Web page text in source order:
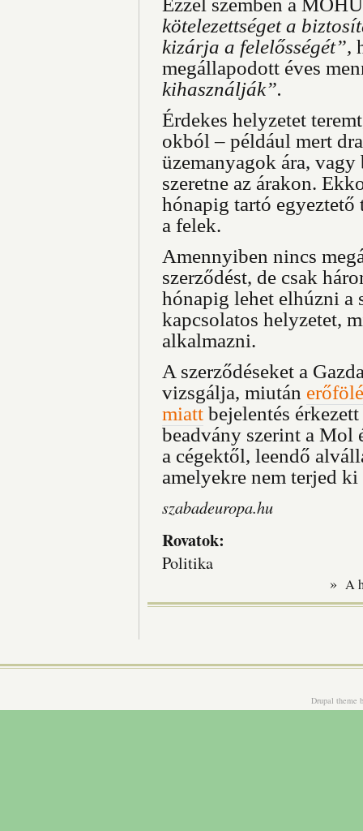
kötelezettséget a
kizárja a felelősségét”,
megállapodott éves
kihasználják”.
Érdekes helyzetet
okból – például mert
üzemanyagok ára,
szeretne az árakon.
hónapig tartó
a felek.
Amennyiben nincs
szerződést, de csak
hónapig lehet elhúzni a
kapcsolatos helyzetet,
alkalmazni.
A szerződéseket a
vizsgálja, miután
miatt bejelentés
beadvány szerint a
a cégektől, leendő
amelyekre nem terjed
szabadeuropa.hu
Rovatok:
Politika
» A
Drupal theme